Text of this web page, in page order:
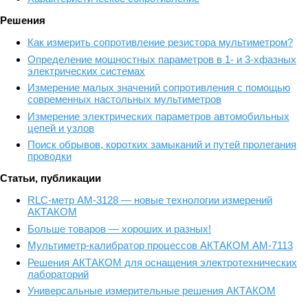
Решения
Как измерить сопротивление резистора мультиметром?
Определение мощностных параметров в 1- и 3-хфазных
электрических системах
Измерение малых значений сопротивления с помощью
современных настольных мультиметров
Измерение электрических параметров автомобильных
цепей и узлов
Поиск обрывов, коротких замыканий и путей пролегания
проводки
Статьи, публикации
RLC-метр АМ-3128 — новые технологии измерений
АКТАКОМ
Больше товаров — хороших и разных!
Мультиметр-калибратор процессов АКТАКОМ АМ-7113
Решения АКТАКОМ для оснащения электротехнических
лабораторий
Универсальные измерительные решения АКТАКОМ